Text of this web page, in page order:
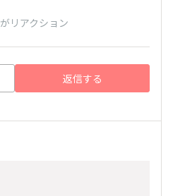
がリアクション
返信する